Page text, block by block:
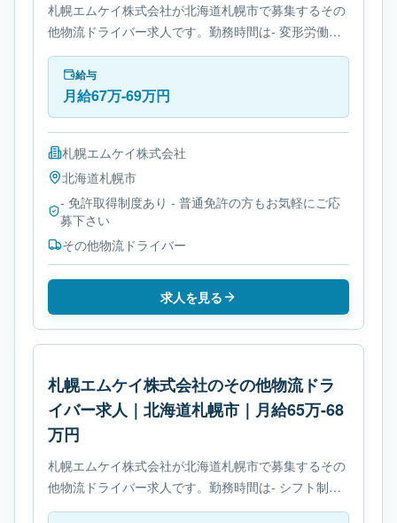
札幌エムケイ株式会社が北海道札幌市で募集するその
他物流ドライバー求人です。勤務時間は- 変形労働時
間制です。必要免許は- 免許取得制度ありです。
給与
月給67万-69万円
札幌エムケイ株式会社
北海道札幌市
- 免許取得制度あり - 普通免許の方もお気軽にご応
募下さい
その他物流ドライバー
求人を見る
札幌エムケイ株式会社のその他物流ドラ
イバー求人｜北海道札幌市｜月給65万-68
万円
札幌エムケイ株式会社が北海道札幌市で募集するその
他物流ドライバー求人です。勤務時間は- シフト制で
す。必要免許は- 免許取得制度ありです。